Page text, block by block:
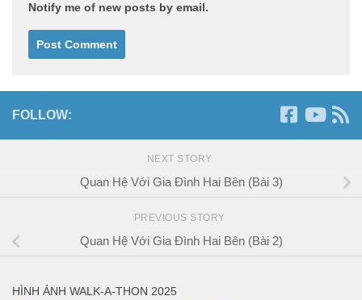
Notify me of new posts by email.
FOLLOW:
NEXT STORY
Quan Hệ Với Gia Đình Hai Bên (Bài 3)
PREVIOUS STORY
Quan Hệ Với Gia Đình Hai Bên (Bài 2)
HÌNH ẢNH WALK-A-THON 2025